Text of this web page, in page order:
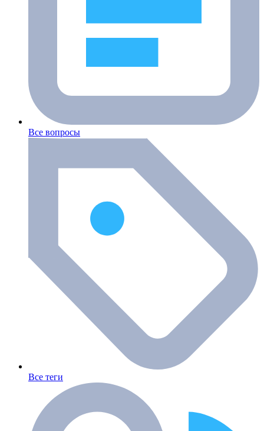
Все вопросы
Все теги